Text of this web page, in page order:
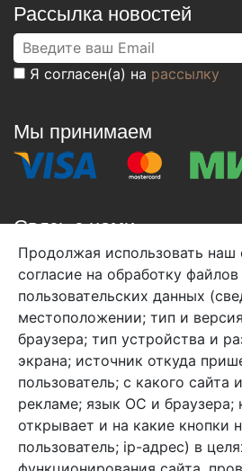
Рассылка новостей
Я согласен(а) на рассылку
Мы принимаем
Связь с нами
+7 (495) 933-38-08
info@arben-textile.ru- оптовые
Арбен текстиль г. Щелково,
1-й Советский д.25, владение
Продолжая использовать наш
согласие на обработку
пользовательских данных
местоположении; тип и
браузера; тип устройства и
экрана; источник откуда
пользователь; с какого сайта
рекламе; язык ОС и браузера;
открывает и на какие кнопки
пользователь; ip-адрес) в